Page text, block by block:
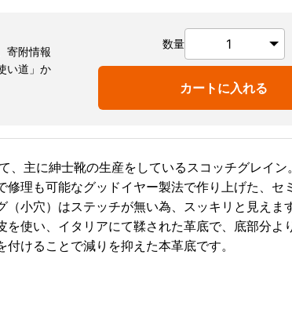
寄附情報
い道」か
数量
カートに入れる
、主に紳士靴の生産をしているスコッチグレイン。
修理も可能なグッドイヤー製法で作り上げた、セ
小穴）はステッチが無い為、スッキリと見えます
を使い、イタリアにて鞣された革底で、底部分よ
けることで減りを抑えた本革底です。